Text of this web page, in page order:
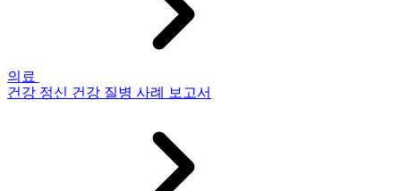
의료
건강 정신 건강 질병 사례 보고서